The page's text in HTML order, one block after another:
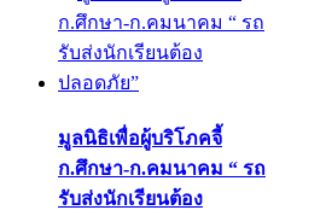
มูลนิธิเพื่อผู้บริโภคจี้
ก.ศึกษา-ก.คมนาคม “ รถ
รับส่งนักเรียนต้อง